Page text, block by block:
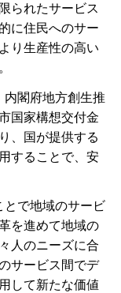
られたサービス
に住民へのサー
り生産性の高い
閣府地方創生推
国家構想交付金
、国が提供する
することで、安
とで地域のサービ
を進めて地域の
人のニーズに合
サービス間でデ
して新たな価値